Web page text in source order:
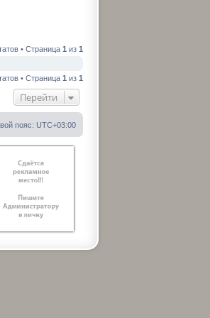
• Страница 1 из 1
• Страница 1 из 1
Перейти
пояс: UTC+03:00